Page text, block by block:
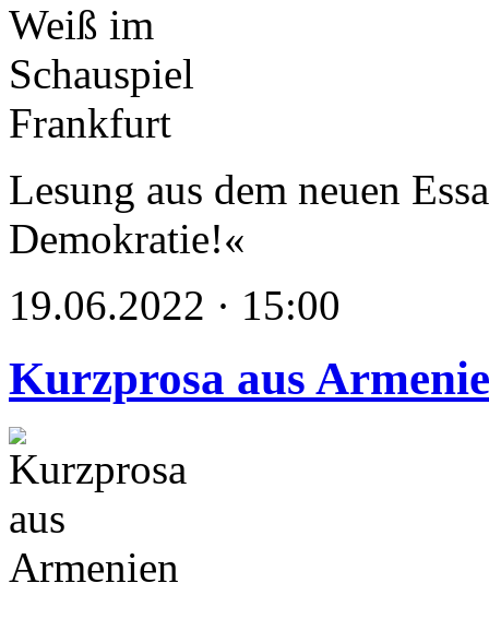
Lesung aus dem neuen
Demokratie!«
19.06.2022 · 15:00
Kurzprosa aus